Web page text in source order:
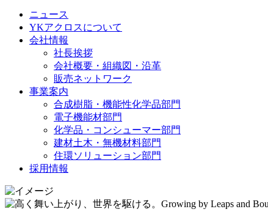
ニュース
YKアクロスについて
会社情報
社長挨拶
会社概要・組織図・沿革
販売ネットワーク
事業案内
合成樹脂・機能性化学品部門
電子機能材部門
化学品・コンシューマー部門
建材土木・無機材料部門
住環ソリューション部門
採用情報